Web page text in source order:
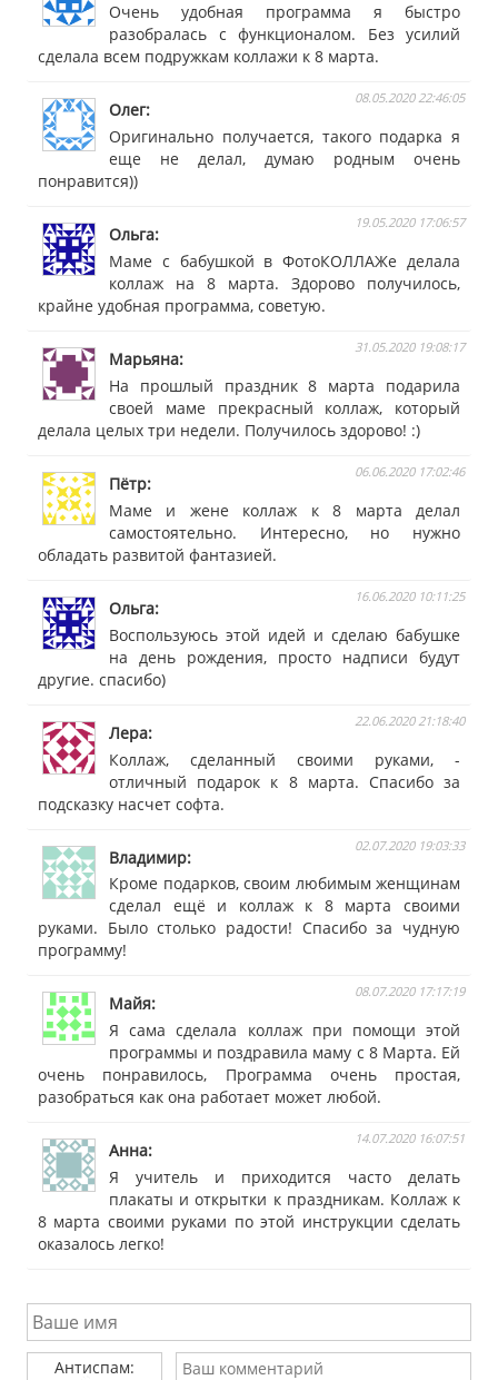
Очень удобная программа я быстро
разобралась с функционалом. Без усилий
сделала всем подружкам коллажи к 8 марта.
Олег
08.05.2020 22:46:05
Оригинально получается, такого подарка я
еще не делал, думаю родным очень
понравится))
Ольга
19.05.2020 17:06:57
Маме с бабушкой в ФотоКОЛЛАЖе делала
коллаж на 8 марта. Здорово получилось,
крайне удобная программа, советую.
Марьяна
31.05.2020 19:08:17
На прошлый праздник 8 марта подарила
своей маме прекрасный коллаж, который
делала целых три недели. Получилось здорово! :)
Пётр
06.06.2020 17:02:46
Маме и жене коллаж к 8 марта делал
самостоятельно. Интересно, но нужно
обладать развитой фантазией.
Ольга
16.06.2020 10:11:25
Воспользуюсь этой идей и сделаю бабушке
на день рождения, просто надписи будут
другие. спасибо)
Лера
22.06.2020 21:18:40
Коллаж, сделанный своими руками, -
отличный подарок к 8 марта. Спасибо за
подсказку насчет софта.
Владимир
02.07.2020 19:03:33
Кроме подарков, своим любимым женщинам
сделал ещё и коллаж к 8 марта своими
руками. Было столько радости! Спасибо за чудную
программу!
Майя
08.07.2020 17:17:19
Я сама сделала коллаж при помощи этой
программы и поздравила маму с 8 Марта. Ей
очень понравилось, Программа очень простая,
разобраться как она работает может любой.
Анна
14.07.2020 16:07:51
Я учитель и приходится часто делать
плакаты и открытки к праздникам. Коллаж к
8 марта своими руками по этой инструкции сделать
оказалось легко!
Антиспам: